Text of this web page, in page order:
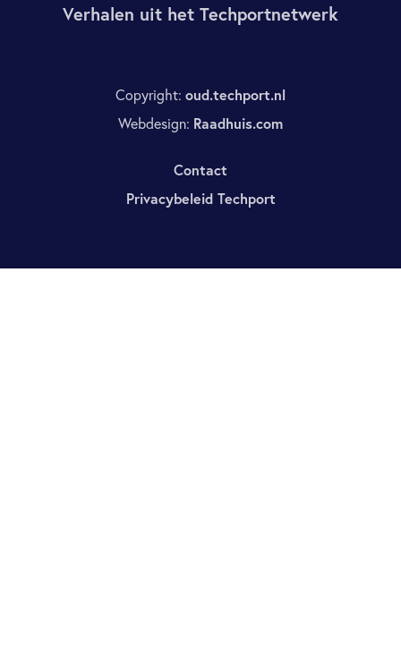
Verhalen uit het Techportnetwerk
Copyright: oud.techport.nl
Webdesign: Raadhuis.com
Contact
Privacybeleid Techport